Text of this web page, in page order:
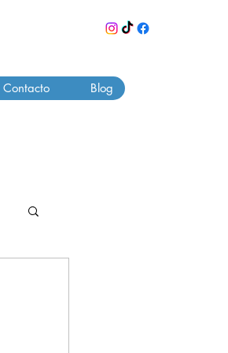
Contacto Blog